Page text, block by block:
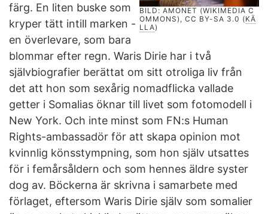
BILD: AMONET (WIKIMEDIA C
OMMONS), CC BY-SA 3.0 (KÄ
LLA)
färg. En liten buske som
kryper tätt intill marken -
en överlevare, som bara
blommar efter regn. Waris Dirie har i två
självbiografier berättat om sitt otroliga liv från
det att hon som sexårig nomadflicka vallade
getter i Somalias öknar till livet som fotomodell i
New York. Och inte minst som FN:s Human
Rights-ambassadör för att skapa opinion mot
kvinnlig könsstympning, som hon själv utsattes
för i femårsåldern och som hennes äldre syster
dog av. Böckerna är skrivna i samarbete med
förlaget, eftersom Waris Dirie själv som somalier